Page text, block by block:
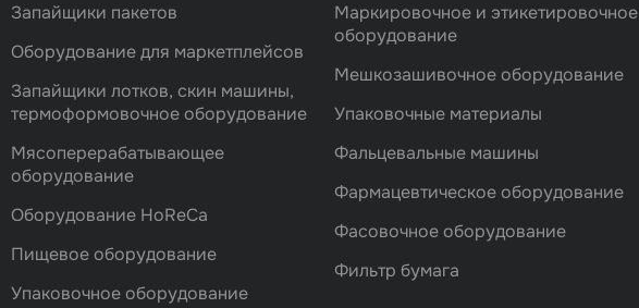
Запайщики пакетов
Оборудование для маркетплейсов
Запайщики лотков, скин машины,
термоформовочное оборудование
Мясоперерабатывающее
оборудование
Оборудование HoReCa
Пищевое оборудование
Упаковочное оборудование
Маркировочное и этикетировочное
оборудование
Мешкозашивочное оборудование
Упаковочные материалы
Фальцевальные машины
Фармацевтическое оборудование
Фасовочноe оборудование
Фильтр бумага